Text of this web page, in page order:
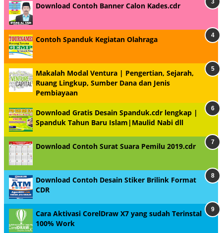
Download Contoh Banner Calon Kades.cdr
Contoh Spanduk Kegiatan Olahraga
Makalah Modal Ventura | Pengertian, Sejarah,
Ruang Lingkup, Sumber Dana dan Jenis
Pembiayaan
Download Gratis Desain Spanduk.cdr lengkap |
Spanduk Tahun Baru Islam|Maulid Nabi dll
Download Contoh Surat Suara Pemilu 2019.cdr
Download Contoh Desain Stiker Brilink Format
CDR
Cara Aktivasi CorelDraw X7 yang sudah Terinstal
100% Work